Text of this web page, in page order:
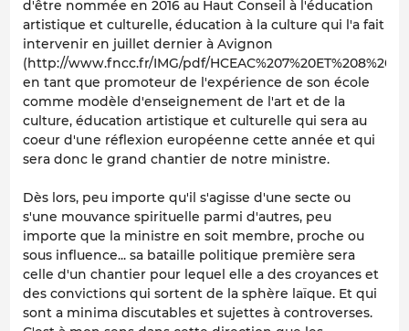
d'être nommée en 2016 au Haut Conseil à l'éducation
artistique et culturelle, éducation à la culture qui l'a fait
intervenir en juillet dernier à Avignon
(http://www.fncc.fr/IMG/pdf/
en tant que promoteur de l'expérience de son école
comme modèle d'enseignement de l'art et de la
culture, éducation artistique et culturelle qui sera au
coeur d'une réflexion européenne cette année et qui
sera donc le grand chantier de notre ministre.
Dès lors, peu importe qu'il s'agisse d'une secte ou
s'une mouvance spirituelle parmi d'autres, peu
importe que la ministre en soit membre, proche ou
sous influence... sa bataille politique première sera
celle d'un chantier pour lequel elle a des croyances et
des convictions qui sortent de la sphère laïque. Et qui
sont a minima discutables et sujettes à controverses.